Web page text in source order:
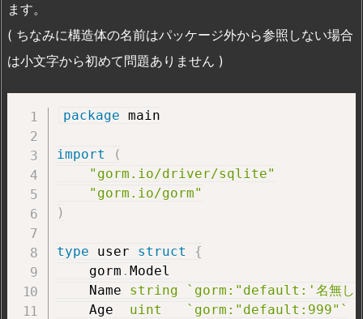
ます。
( ちなみに構造体の名前はパッケージ外から参照しない場合
は小文字から初めて問題ありません )
package main
import
(
"gorm.io/driver/sqlite"
"gorm.io/gorm"
)
type user struct
{
    gorm
. Model
    Name
string
`gorm:"default:'名無し
    Age
uint
`gorm:"default:999"`